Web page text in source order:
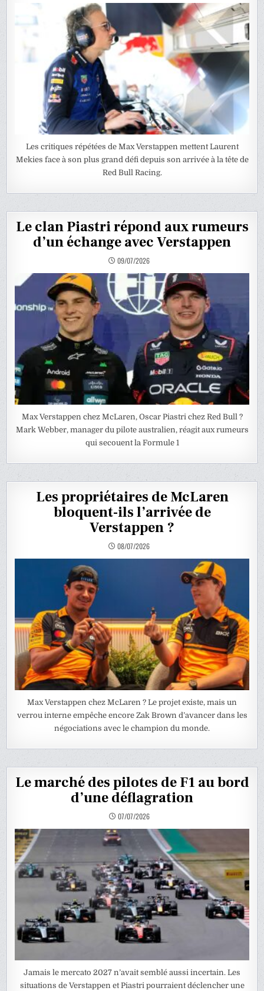
Les critiques répétées de Max Verstappen mettent Laurent
Mekies face à son plus grand défi depuis son arrivée à la tête de
Red Bull Racing.
Le clan Piastri répond aux rumeurs
d’un échange avec Verstappen
09/07/2026
Max Verstappen chez McLaren, Oscar Piastri chez Red Bull ?
Mark Webber, manager du pilote australien, réagit aux rumeurs
qui secouent la Formule 1
Les propriétaires de McLaren
bloquent-ils l’arrivée de
Verstappen ?
08/07/2026
Max Verstappen chez McLaren ? Le projet existe, mais un
verrou interne empêche encore Zak Brown d’avancer dans les
négociations avec le champion du monde.
Le marché des pilotes de F1 au bord
d’une déflagration
07/07/2026
Jamais le mercato 2027 n’avait semblé aussi incertain. Les
situations de Verstappen et Piastri pourraient déclencher une